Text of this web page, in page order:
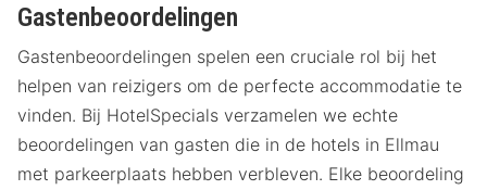
Gastenbeoordelingen
Gastenbeoordelingen spelen een cruciale rol bij het
helpen van reizigers om de perfecte accommodatie te
vinden. Bij HotelSpecials verzamelen we echte
beoordelingen van gasten die in de hotels in Ellmau
met parkeerplaats hebben verbleven. Elke beoordeling